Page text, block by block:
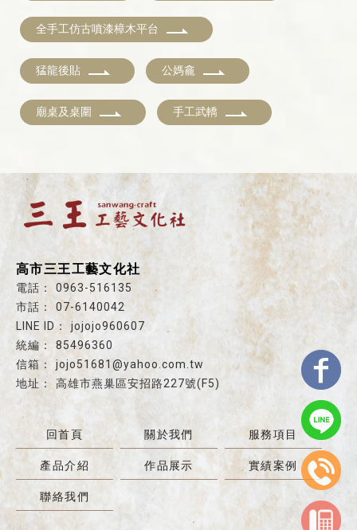
全手工仿古噴漆樟木平台
猛龍後貼 公媽龕
廟桌及桌圍 手工武轎
高市三王工藝文化社
0963-516135
07-6140042
jojojo960607
85496360
jojo51681@yahoo.com.tw
高雄市燕巢區安招路227號(F5)
回首頁 關於我們 服務項目
產品介紹 作品展示 實績案例
聯絡我們